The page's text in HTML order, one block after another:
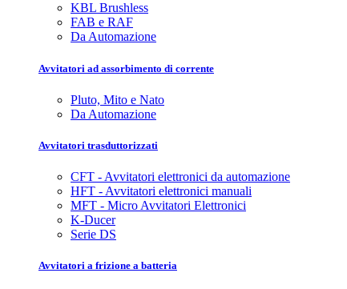
KBL Brushless
FAB e RAF
Da Automazione
Avvitatori ad assorbimento di corrente
Pluto, Mito e Nato
Da Automazione
Avvitatori trasduttorizzati
CFT - Avvitatori elettronici da automazione
HFT - Avvitatori elettronici manuali
MFT - Micro Avvitatori Elettronici
K-Ducer
Serie DS
Avvitatori a frizione a batteria